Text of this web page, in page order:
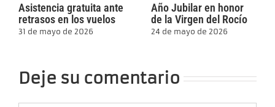
Asistencia gratuita ante
retrasos en los vuelos
31 de mayo de 2026
Año Jubilar en honor
de la Virgen del Rocío
24 de mayo de 2026
Deje su comentario